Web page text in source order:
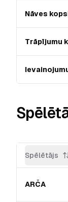
Nāves
Trāpījumu
Spēlētājs
ARČA